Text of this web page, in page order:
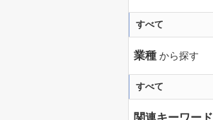
すべて
業種 から探す
すべて
関連キーワード